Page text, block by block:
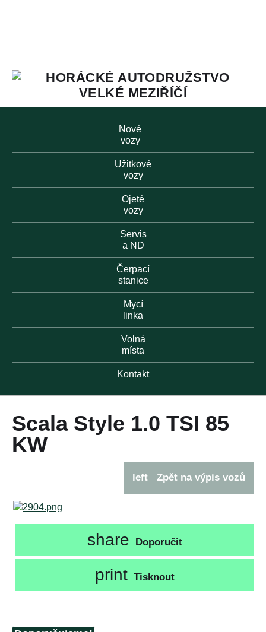
Nové
vozy
Užitkové
vozy
Ojeté
vozy
Servis
a ND
Čerpací
stanice
Mycí
linka
Volná
místa
Kontakt
Scala Style 1.0 TSI 85
KW
left Zpět na výpis vozů
share Doporučit
print Tisknout